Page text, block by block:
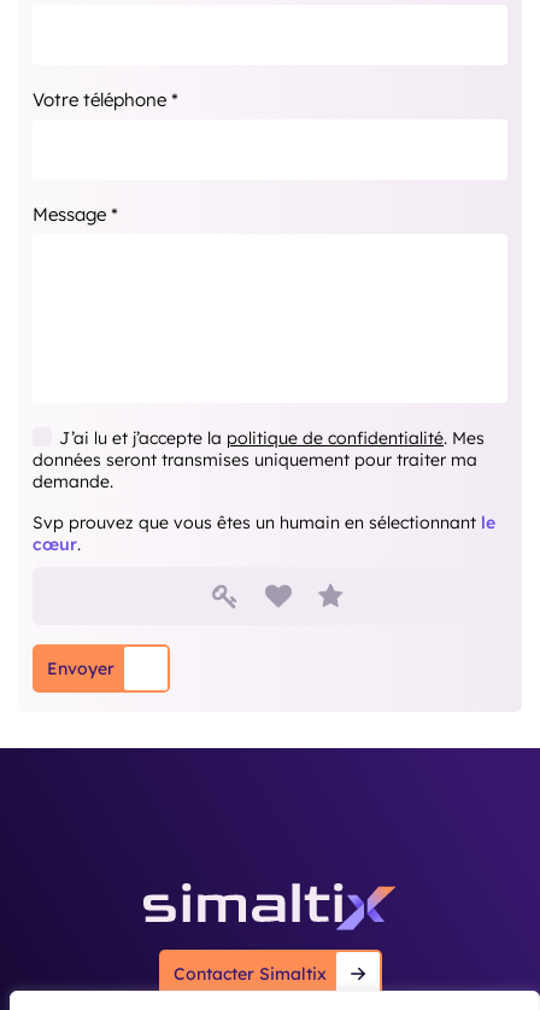
Votre téléphone *
Message *
J’ai lu et j’accepte la politique de confidentialité. Mes
données seront transmises uniquement pour traiter ma
demande.
Svp prouvez que vous êtes un humain en sélectionnant le
cœur.
Svp prouvez que vous
Envoyer
Contacter Simaltix